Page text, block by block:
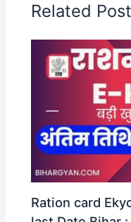
Related
Ration card